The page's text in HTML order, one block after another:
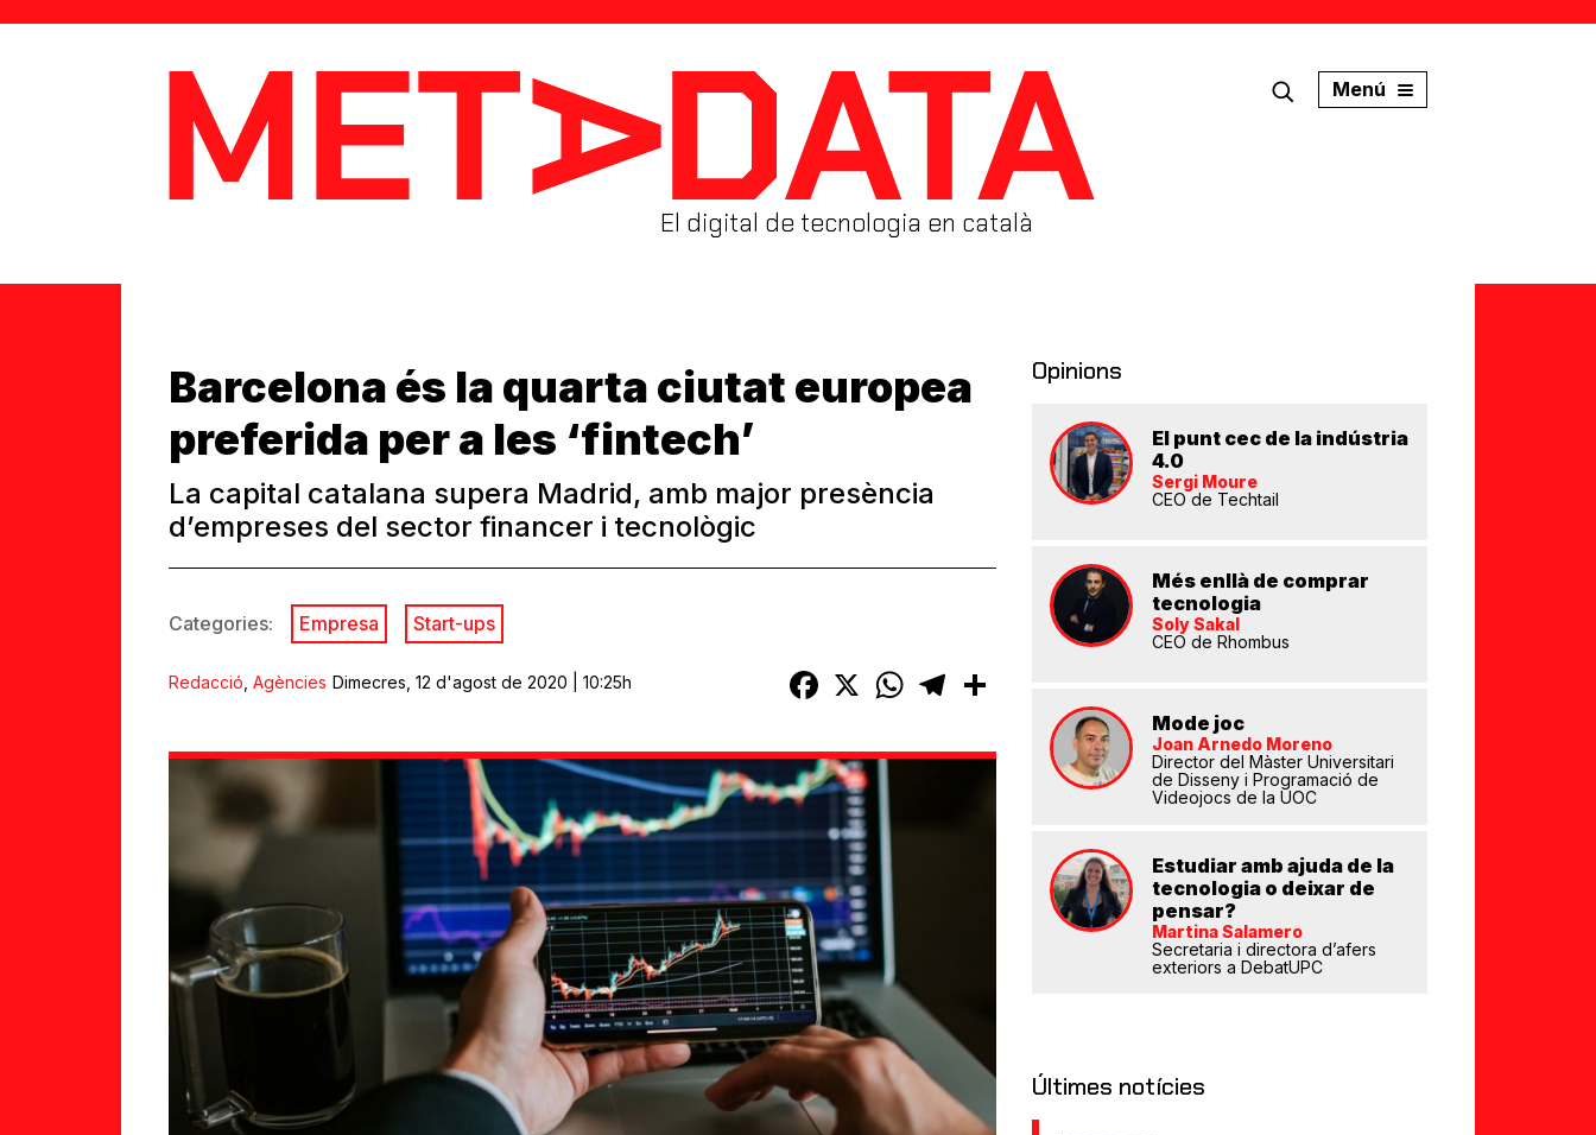
MetaData
El digital de tecnologia en català
Menú
Barcelona és la quarta ciutat europea
preferida per a les ‘fintech’
La capital catalana supera Madrid, amb major presència
d’empreses del sector financer i tecnològic
Categories: Empresa Start-ups
Redacció Agències Dimecres, 12 d'agost de 2020 | 10:25h Facebook
X WhatsAppTelegram
Opinions
El punt cec de la indústria
4.0
Sergi Moure
CEO de Techtail
Més enllà de comprar
tecnologia
Soly Sakal
CEO de Rhombus
Mode joc
Joan Arnedo Moreno
Director del Màster Universitari
de Disseny i Programació de
Videojocs de la UOC
Estudiar amb ajuda de la
tecnologia o deixar de
pensar?
Martina Salamero
Secretaria i directora d’afers
exteriors a DebatUPC
Últimes notícies